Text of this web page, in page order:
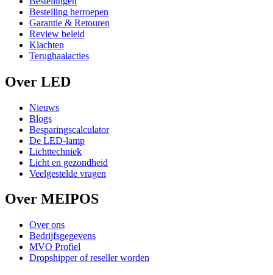
Bestelling herroepen
Garantie & Retouren
Review beleid
Klachten
Terughaalacties
Over LED
Nieuws
Blogs
Besparingscalculator
De LED-lamp
Lichttechniek
Licht en gezondheid
Veelgestelde vragen
Over MEIPOS
Over ons
Bedrijfsgegevens
MVO Profiel
Dropshipper of reseller worden